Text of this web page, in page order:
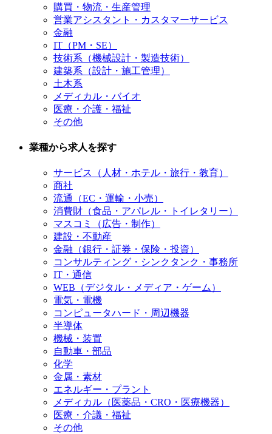
購買・物流・生産管理
営業アシスタント・カスタマーサービス
金融
IT（PM・SE）
技術系（機械設計・製造技術）
建築系（設計・施工管理）
土木系
メディカル・バイオ
医療・介護・福祉
その他
業種から求人を探す
サービス（人材・ホテル・旅行・教育）
商社
流通（EC・運輸・小売）
消費財（食品・アパレル・トイレタリー）
マスコミ（広告・制作）
建設・不動産
金融（銀行・証券・保険・投資）
コンサルティング・シンクタンク・事務所
IT・通信
WEB（デジタル・メディア・ゲーム）
電気・電機
コンピュータハード・周辺機器
半導体
機械・装置
自動車・部品
化学
金属・素材
エネルギー・プラント
メディカル（医薬品・CRO・医療機器）
医療・介議・福祉
その他